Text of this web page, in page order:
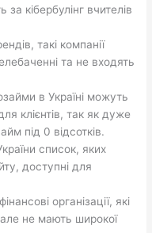
кібербулінг вчителів
такі компанії
та не входять
в Україні можуть
клієнтів, так як дуже
під 0 відсотків.
список, яких
доступні для
організації, які
не мають широкої